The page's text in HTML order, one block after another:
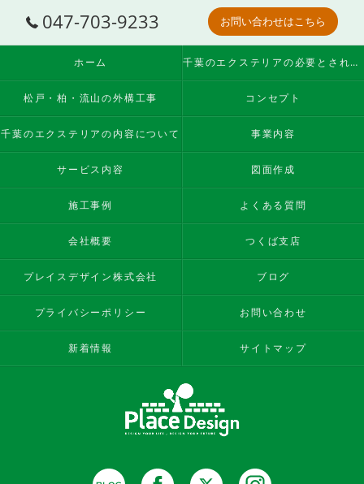
047-703-9233 お問い合わせはこちら
ホーム 千葉のエクステリアの必要とされる理由
松戸・柏・流山の外構工事 コンセプト
千葉のエクステリアの内容について 事業内容
サービス内容 図面作成
施工事例 よくある質問
会社概要 つくば支店
プレイスデザイン株式会社 ブログ
プライバシーポリシー お問い合わせ
新着情報 サイトマップ